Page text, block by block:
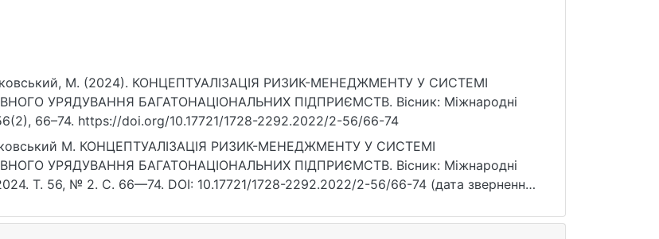
М. (2024). КОНЦЕПТУАЛІЗАЦІЯ РИЗИК-МЕНЕДЖМЕНТУ У СИСТЕМІ
УРЯДУВАННЯ БАГАТОНАЦІОНАЛЬНИХ ПІДПРИЄМСТВ. Вісник: Міжнародні
66–74. https://doi.org/10.17721/1728-2292.2022/2-56/66-74
М. КОНЦЕПТУАЛІЗАЦІЯ РИЗИК-МЕНЕДЖМЕНТУ У СИСТЕМІ
УРЯДУВАННЯ БАГАТОНАЦІОНАЛЬНИХ ПІДПРИЄМСТВ. Вісник: Міжнародні
Т. 56, № 2. С. 66—74. DOI: 10.17721/1728-2292.2022/2-56/66-74 (дата звернення: